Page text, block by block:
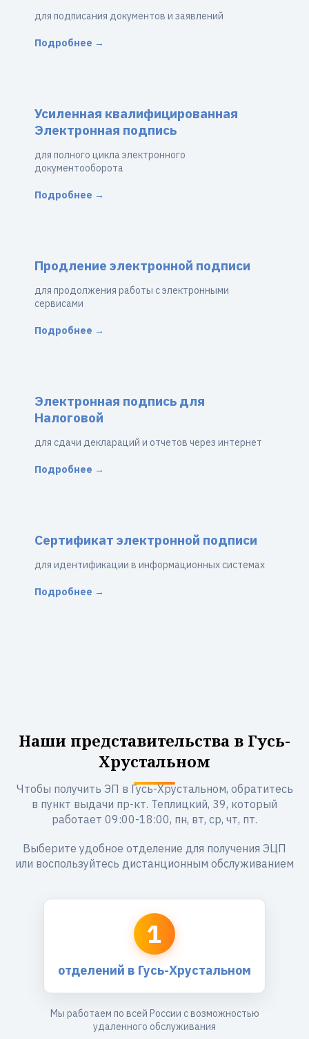
для подписания документов и заявлений
Подробнее →
Усиленная квалифицированная
Электронная подпись
для полного цикла электронного
документооборота
Подробнее →
Продление электронной подписи
для продолжения работы с электронными
сервисами
Подробнее →
Электронная подпись для
Налоговой
для сдачи деклараций и отчетов через интернет
Подробнее →
Сертификат электронной подписи
для идентификации в информационных системах
Подробнее →
Наши представительства в Гусь-
Хрустальном
Чтобы получить ЭП в Гусь-Хрустальном, обратитесь
в пункт выдачи пр-кт. Теплицкий, 39, который
работает 09:00-18:00, пн, вт, ср, чт, пт.
Выберите удобное отделение для получения ЭЦП
или воспользуйтесь дистанционным обслуживанием
1
отделений в Гусь-Хрустальном
Мы работаем по всей России с возможностью
удаленного обслуживания